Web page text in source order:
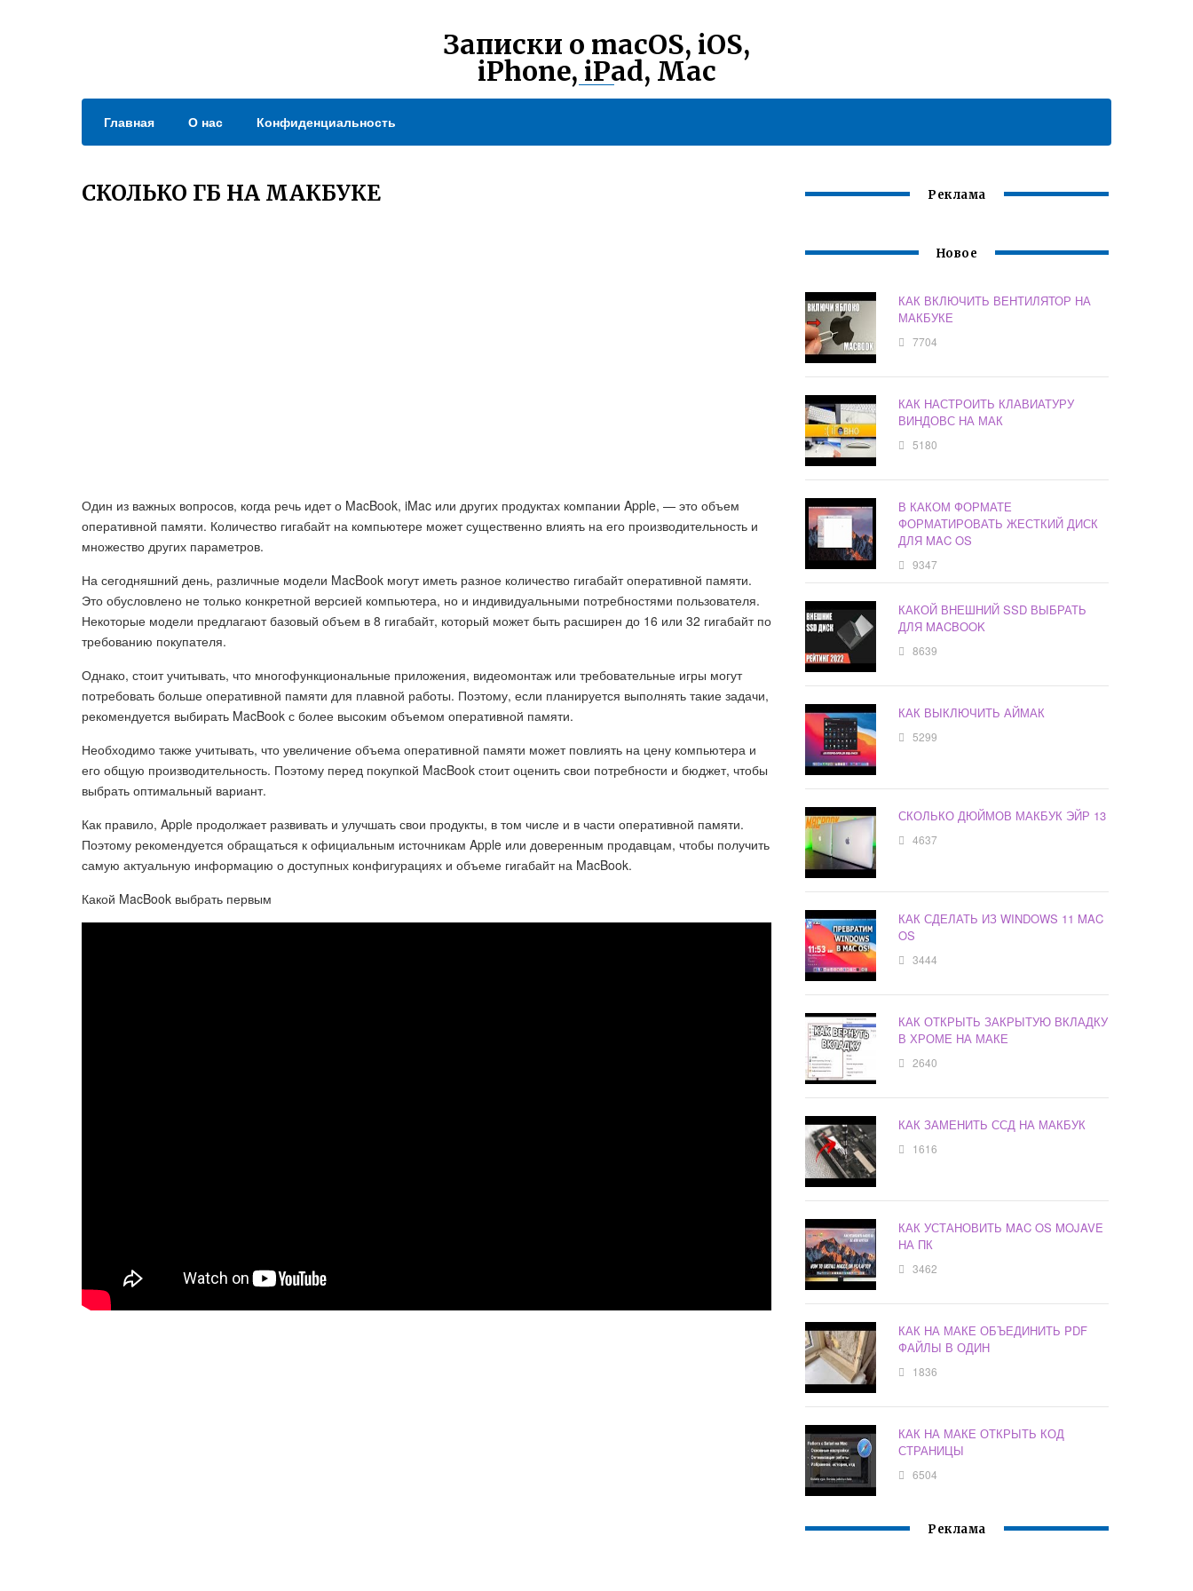
Записки о macOS, iOS,
iPhone, iPad, Mac
Главная О нас Конфиденциальность
СКОЛЬКО ГБ НА МАКБУКЕ
Один из важных вопросов, когда речь идет о MacBook, iMac или других продуктах компании Apple, — это объем
оперативной памяти. Количество гигабайт на компьютере может существенно влиять на его производительность и
множество других параметров.
На сегодняшний день, различные модели MacBook могут иметь разное количество гигабайт оперативной памяти.
Это обусловлено не только конкретной версией компьютера, но и индивидуальными потребностями пользователя.
Некоторые модели предлагают базовый объем в 8 гигабайт, который может быть расширен до 16 или 32 гигабайт по
требованию покупателя.
Однако, стоит учитывать, что многофункциональные приложения, видеомонтаж или требовательные игры могут
потребовать больше оперативной памяти для плавной работы. Поэтому, если планируется выполнять такие задачи,
рекомендуется выбирать MacBook с более высоким объемом оперативной памяти.
Необходимо также учитывать, что увеличение объема оперативной памяти может повлиять на цену компьютера и
его общую производительность. Поэтому перед покупкой MacBook стоит оценить свои потребности и бюджет, чтобы
выбрать оптимальный вариант.
Как правило, Apple продолжает развивать и улучшать свои продукты, в том числе и в части оперативной памяти.
Поэтому рекомендуется обращаться к официальным источникам Apple или доверенным продавцам, чтобы получить
самую актуальную информацию о доступных конфигурациях и объеме гигабайт на MacBook.
Какой MacBook выбрать первым
Реклама
Новое
КАК ВКЛЮЧИТЬ ВЕНТИЛЯТОР НА
МАКБУКЕ
7704
КАК НАСТРОИТЬ КЛАВИАТУРУ
ВИНДОВС НА МАК
5180
В КАКОМ ФОРМАТЕ
ФОРМАТИРОВАТЬ ЖЕСТКИЙ ДИСК
ДЛЯ MAC OS
9347
КАКОЙ ВНЕШНИЙ SSD ВЫБРАТЬ
ДЛЯ MACBOOK
8639
КАК ВЫКЛЮЧИТЬ АЙМАК
5299
СКОЛЬКО ДЮЙМОВ МАКБУК ЭЙР 13
4637
КАК СДЕЛАТЬ ИЗ WINDOWS 11 MAC
OS
3444
КАК ОТКРЫТЬ ЗАКРЫТУЮ ВКЛАДКУ
В ХРОМЕ НА МАКЕ
2640
КАК ЗАМЕНИТЬ ССД НА МАКБУК
1616
КАК УСТАНОВИТЬ MAC OS MOJAVE
НА ПК
3462
КАК НА МАКЕ ОБЪЕДИНИТЬ PDF
ФАЙЛЫ В ОДИН
1836
КАК НА МАКЕ ОТКРЫТЬ КОД
СТРАНИЦЫ
6504
Реклама